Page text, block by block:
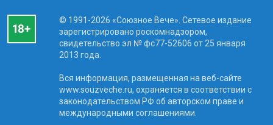
© 1991-2026 «Союзное Вече». Сетевое издание
зарегистрировано роскомнадзором,
свидетельство эл № фc77-52606 от 25 января
2013 года.
Вся информация, размещенная на веб-сайте
www.souzveche.ru, охраняется в соответствии с
законодательством РФ об авторском праве и
международными соглашениями.